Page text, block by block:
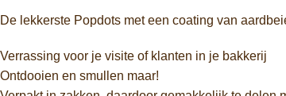
De lekkerste Popdots met een coating van
Verrassing voor je visite of klanten in je bakkerij
Ontdooien en smullen maar!